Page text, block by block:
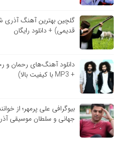
گلچین بهترین آهنگ
قدیمی) + دانلود رایگان
دانلود آهنگ‌های رحمان و
+ MP3 با کیفیت بالا)
بیوگرافی علی پرمهر؛ از
جهانی و سلطان موسیقی